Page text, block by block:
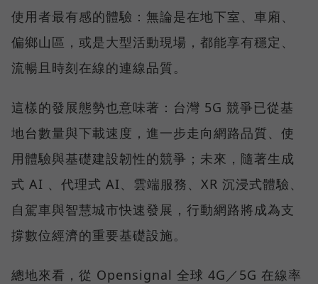
使用者最有感的體驗：無論是在地下室、車廂、
偏鄉山區，或是大型活動現場，都能享有穩定、
流暢且時刻在線的連線品質。
這樣的發展態勢也意味著：台灣 5G 競爭已從基
地台數量與下載速度，進一步走向網路品質、使
用體驗與基礎建設韌性的競爭；未來，隨著生成
式 AI 、代理式 AI、雲端服務、XR 沉浸式體驗、
自駕車與智慧城市快速發展，行動網路將成為支
撐數位經濟的重要基礎設施。
總地來看，從 Opensignal 全球 4G／5G 在線率